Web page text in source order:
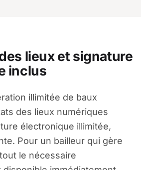
lieux et signature
inclus
illimitée de baux
des lieux numériques
électronique illimitée,
Pour un bailleur qui gère
le nécessaire